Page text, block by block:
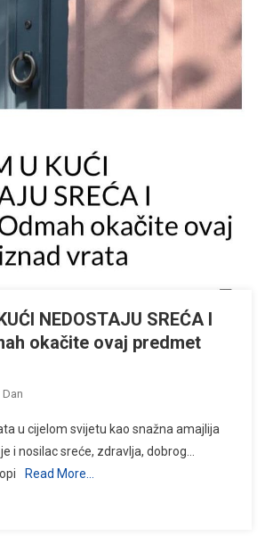
NEDOSTAJU SREĆA I
okačite ovaj predmet
Dan
u cijelom svijetu kao snažna amajlija
i nosilac sreće, zdravlja, dobrog…
Read More…